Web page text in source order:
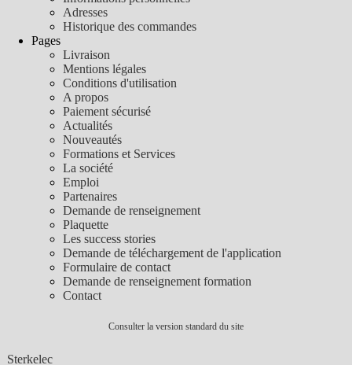
Adresses
Historique des commandes
Pages
Livraison
Mentions légales
Conditions d'utilisation
A propos
Paiement sécurisé
Actualités
Nouveautés
Formations et Services
La société
Emploi
Partenaires
Demande de renseignement
Plaquette
Les success stories
Demande de téléchargement de l'application
Formulaire de contact
Demande de renseignement formation
Contact
Consulter la version standard du site
Sterkelec